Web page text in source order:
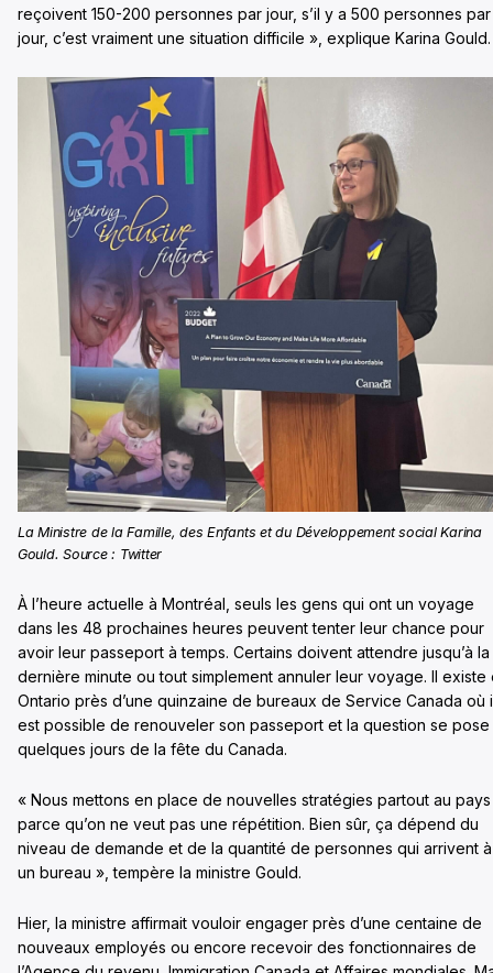
reçoivent 150-200 personnes par jour, s’il y a 500 personnes par
jour, c’est vraiment une situation difficile », explique Karina Gould.
La Ministre de la Famille, des Enfants et du Développement social Karina
Gould. Source : Twitter
À l’heure actuelle à Montréal, seuls les gens qui ont un voyage
dans les 48 prochaines heures peuvent tenter leur chance pour
avoir leur passeport à temps. Certains doivent attendre jusqu’à la
dernière minute ou tout simplement annuler leur voyage. Il existe
Ontario près d’une quinzaine de bureaux de Service Canada où
est possible de renouveler son passeport et la question se pose
quelques jours de la fête du Canada.
« Nous mettons en place de nouvelles stratégies partout au pays
parce qu’on ne veut pas une répétition. Bien sûr, ça dépend du
niveau de demande et de la quantité de personnes qui arrivent à
un bureau », tempère la ministre Gould.
Hier, la ministre affirmait vouloir engager près d’une centaine de
nouveaux employés ou encore recevoir des fonctionnaires de